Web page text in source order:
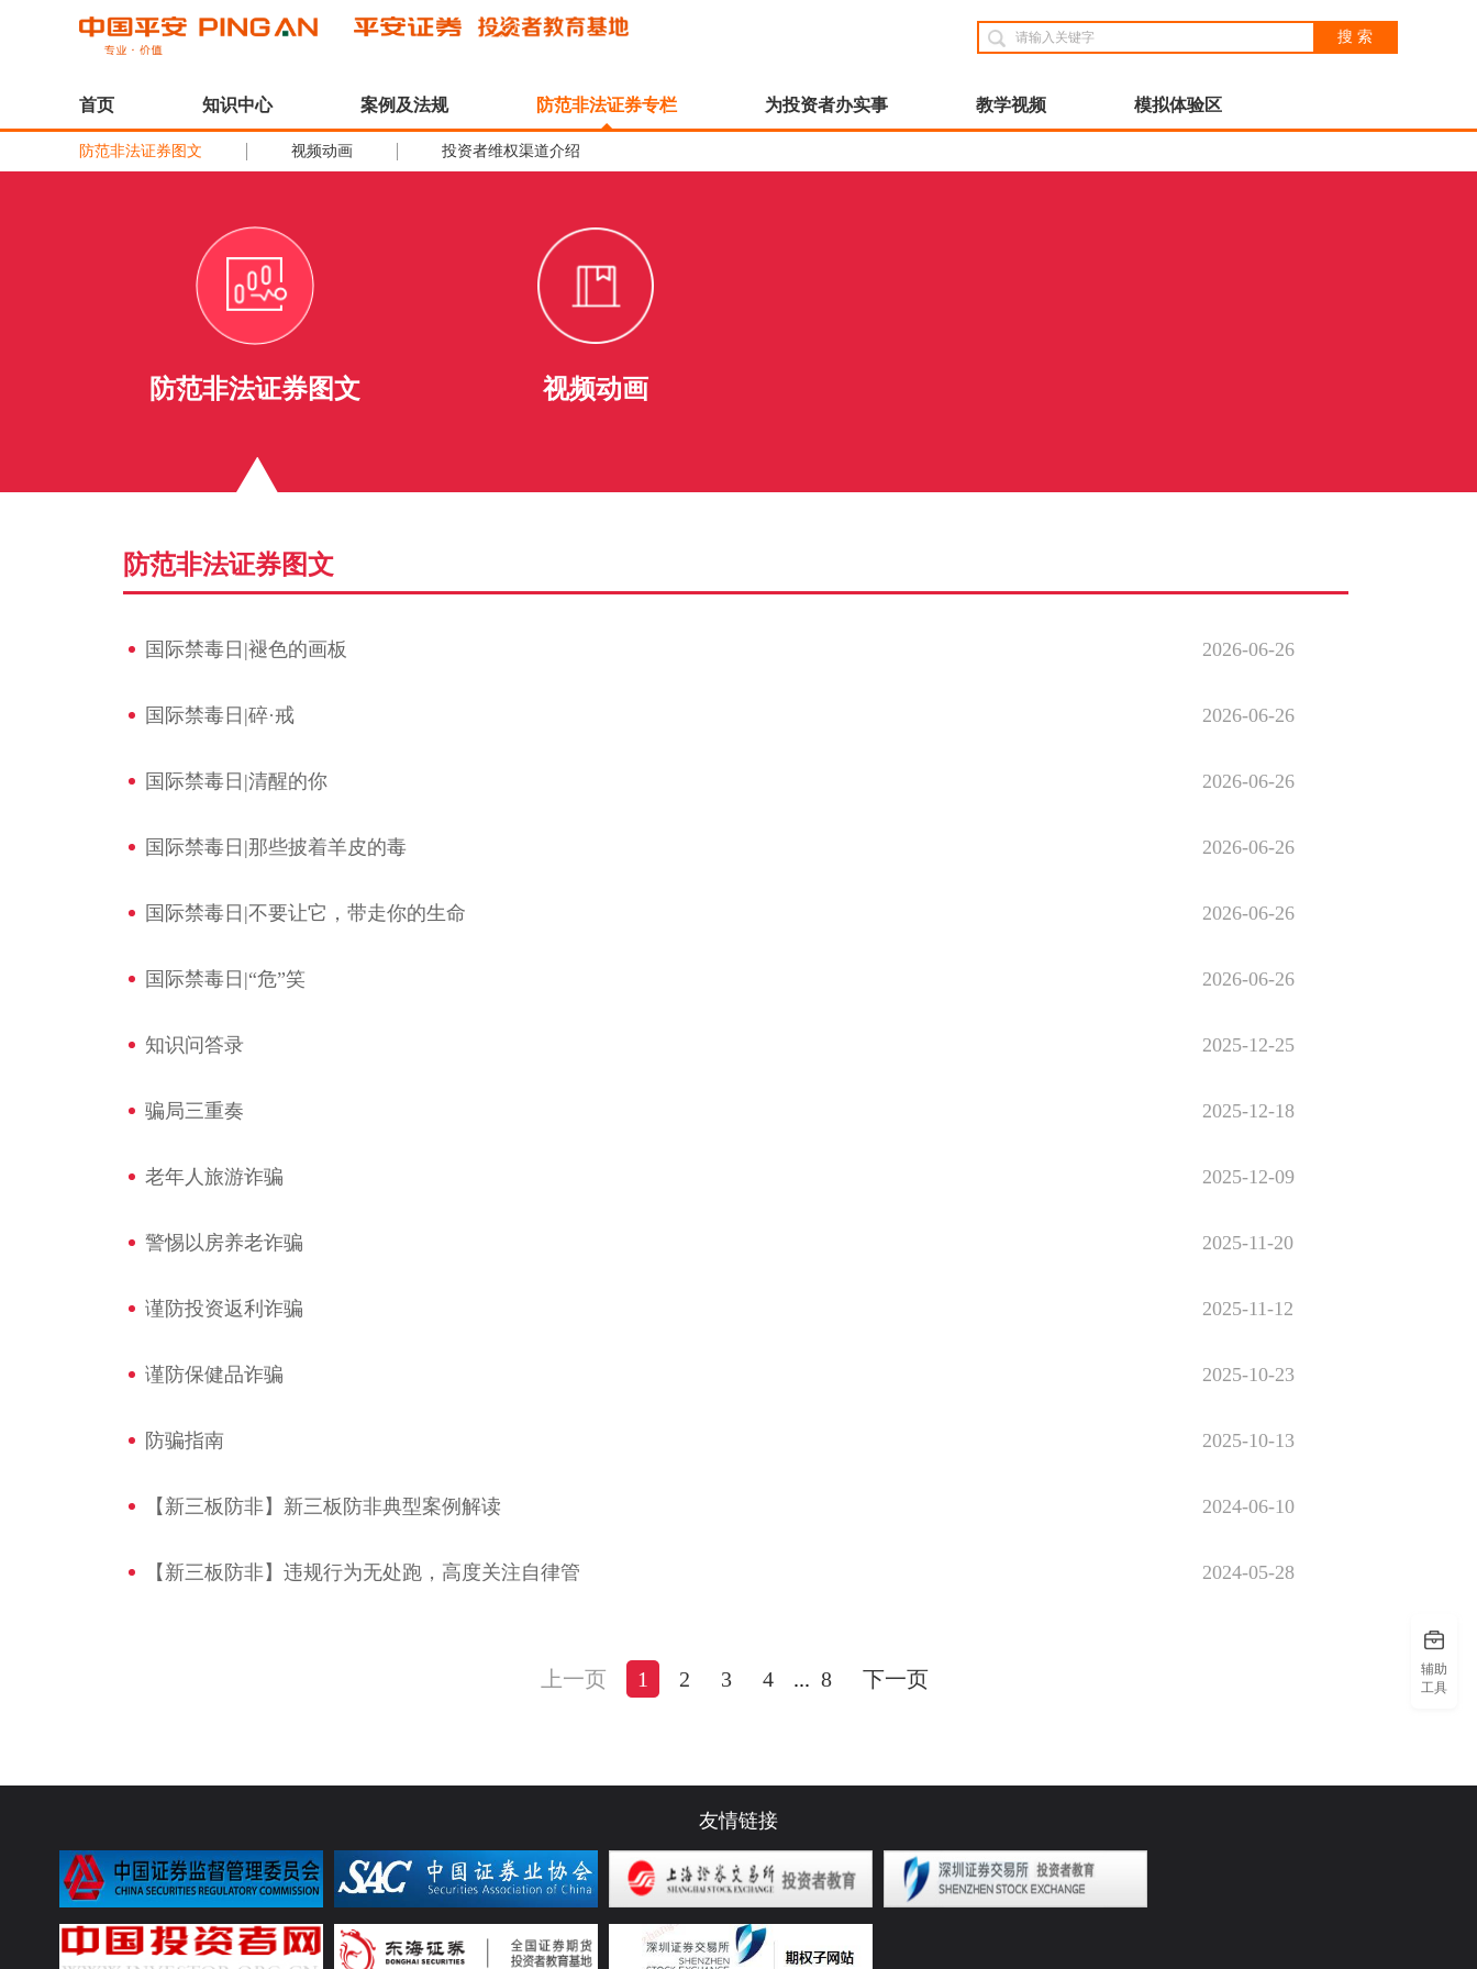
搜 索
首页 知识中心 案例及法规 防范非法证券专栏
防范非法证券图文 视频动画 投资者维权渠道介绍
为投资者办实事 教学视频 模拟体验区
防范非法证券图文 视频动画
防范非法证券图文
国际禁毒日|褪色的画板 2026-06-26
国际禁毒日|碎·戒 2026-06-26
国际禁毒日|清醒的你 2026-06-26
国际禁毒日|那些披着羊皮的毒 2026-06-26
国际禁毒日|不要让它，带走你的生命 2026-06-26
国际禁毒日|“危”笑 2026-06-26
知识问答录 2025-12-25
骗局三重奏 2025-12-18
老年人旅游诈骗 2025-12-09
警惕以房养老诈骗 2025-11-20
谨防投资返利诈骗 2025-11-12
谨防保健品诈骗 2025-10-23
防骗指南 2025-10-13
【新三板防非】新三板防非典型案例解读 2024-06-10
【新三板防非】违规行为无处跑，高度关注自律管 2024-05-28
上一页 1 2 3 4 ... 8 下一页
友情链接
辅助
工具